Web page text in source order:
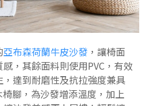
亞布森荷蘭牛皮沙發 ，讓椅面
，其餘面料則使用PVC，有效
達到耐磨性及抗拉強度兼具
腳，為沙發增添溫度，加上